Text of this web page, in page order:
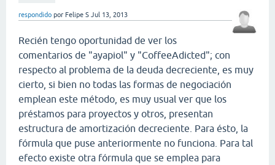
respondido por Felipe S Jul 13, 2013
Recién tengo oportunidad de ver los
comentarios de "ayapiol" y "CoffeeAdicted"; con
respecto al problema de la deuda decreciente, es muy
cierto, si bien no todas las formas de negociación
emplean este método, es muy usual ver que los
préstamos para proyectos y otros, presentan
estructura de amortización decreciente. Para ésto, la
fórmula que puse anteriormente no funciona. Para tal
efecto existe otra fórmula que se emplea para